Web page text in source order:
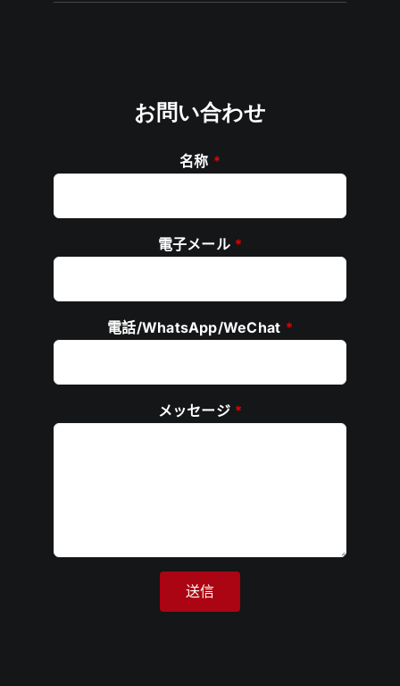
お問い合わせ
名称 *
電子メール *
電話/WhatsApp/WeChat *
メッセージ *